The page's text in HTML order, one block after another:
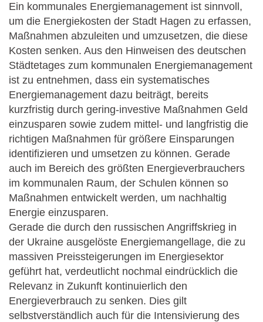
Ein kommunales Energiemanagement ist sinnvoll,
um die Energiekosten der Stadt Hagen zu erfassen,
Maßnahmen abzuleiten und umzusetzen, die diese
Kosten senken. Aus den Hinweisen des deutschen
Städtetages zum kommunalen Energiemanagement
ist zu entnehmen, dass ein systematisches
Energiemanagement dazu beiträgt, bereits
kurzfristig durch gering-investive Maßnahmen Geld
einzusparen sowie zudem mittel- und langfristig die
richtigen Maßnahmen für größere Einsparungen
identifizieren und umsetzen zu können. Gerade
auch im Bereich des größten Energieverbrauchers
im kommunalen Raum, der Schulen können so
Maßnahmen entwickelt werden, um nachhaltig
Energie einzusparen.
Gerade die durch den russischen Angriffskrieg in
der Ukraine ausgelöste Energiemangellage, die zu
massiven Preissteigerungen im Energiesektor
geführt hat, verdeutlicht nochmal eindrücklich die
Relevanz in Zukunft kontinuierlich den
Energieverbrauch zu senken. Dies gilt
selbstverständlich auch für die Intensivierung des